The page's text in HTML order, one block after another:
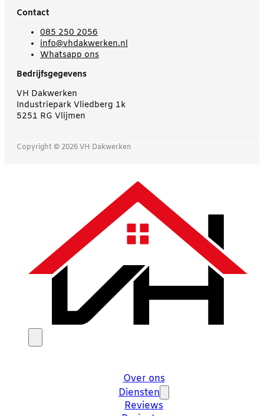
Contact
085 250 2056
info@vhdakwerken.nl
Whatsapp ons
Bedrijfsgegevens
VH Dakwerken
Industriepark Vliedberg 1k
5251 RG Vlijmen
Copyright © 2026 VH Dakwerken
Over ons
Diensten
Reviews